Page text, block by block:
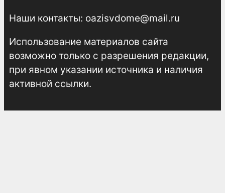
Наши контакты: oazisvdome@mail.ru
Использование материалов сайта
возможно только с разрешения редакции,
при явном указании источника и наличия
активной ссылки.